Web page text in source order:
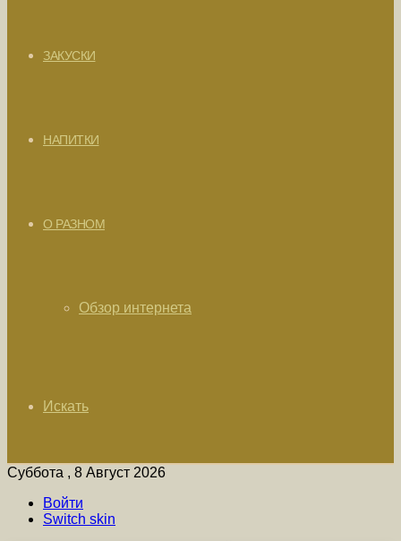
ЗАКУСКИ
НАПИТКИ
О РАЗНОМ
Обзор интернета
Искать
Суббота , 8 Август 2026
Войти
Switch skin